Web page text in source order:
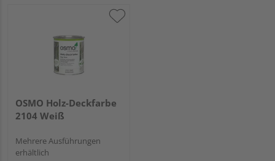
OSMO Holz-Deckfarbe
2104 Weiß
Mehrere Ausführungen
erhältlich